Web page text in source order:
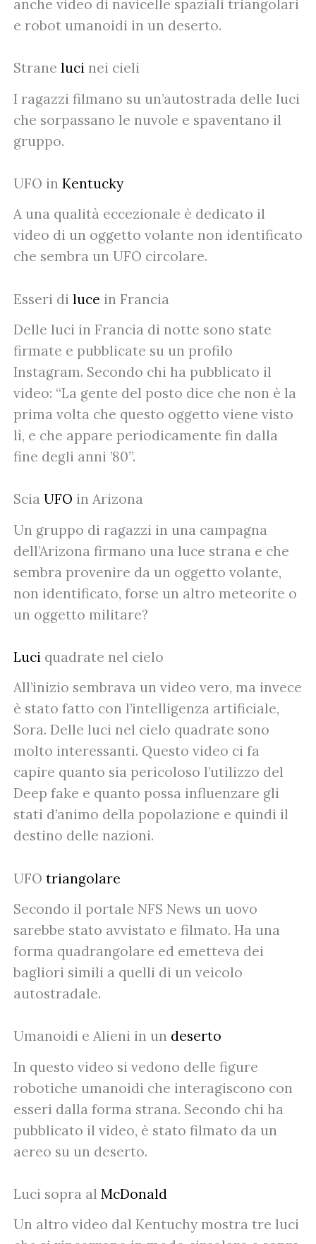
anche video di navicelle spaziali triangolari
e robot umanoidi in un deserto.
Strane luci nei cieli
I ragazzi filmano su un’autostrada delle luci
che sorpassano le nuvole e spaventano il
gruppo.
UFO in Kentucky
A una qualità eccezionale è dedicato il
video di un oggetto volante non identificato
che sembra un UFO circolare.
Esseri di luce in Francia
Delle luci in Francia di notte sono state
firmate e pubblicate su un profilo
Instagram. Secondo chi ha pubblicato il
video: “La gente del posto dice che non è la
prima volta che questo oggetto viene visto
lì, e che appare periodicamente fin dalla
fine degli anni ’80”.
Scia UFO in Arizona
Un gruppo di ragazzi in una campagna
dell’Arizona firmano una luce strana e che
sembra provenire da un oggetto volante,
non identificato, forse un altro meteorite o
un oggetto militare?
Luci quadrate nel cielo
All’inizio sembrava un video vero, ma invece
è stato fatto con l’intelligenza artificiale,
Sora. Delle luci nel cielo quadrate sono
molto interessanti. Questo video ci fa
capire quanto sia pericoloso l’utilizzo del
Deep fake e quanto possa influenzare gli
stati d’animo della popolazione e quindi il
destino delle nazioni.
UFO triangolare
Secondo il portale NFS News un uovo
sarebbe stato avvistato e filmato. Ha una
forma quadrangolare ed emetteva dei
bagliori simili a quelli di un veicolo
autostradale.
Umanoidi e Alieni in un deserto
In questo video si vedono delle figure
robotiche umanoidi che interagiscono con
esseri dalla forma strana. Secondo chi ha
pubblicato il video, è stato filmato da un
aereo su un deserto.
Luci sopra al McDonald
Un altro video dal Kentuchy mostra tre luci